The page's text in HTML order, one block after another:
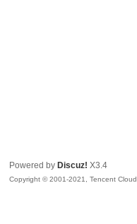
Powered by Discuz! X3.4
Copyright © 2001-2021, Tencent Cloud.